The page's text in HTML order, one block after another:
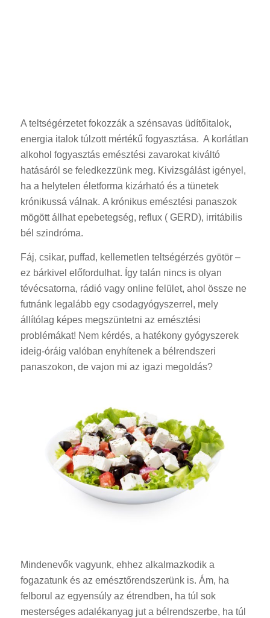
A teltségérzetet fokozzák a szénsavas üdítőitalok,
energia italok túlzott mértékű fogyasztása. A korlátlan
alkohol fogyasztás emésztési zavarokat kiváltó
hatásáról se feledkezzünk meg. Kivizsgálást igényel,
ha a helytelen életforma kizárható és a tünetek
krónikussá válnak. A krónikus emésztési panaszok
mögött állhat epebetegség, reflux ( GERD), irritábilis
bél szindróma.
Fáj, csikar, puffad, kellemetlen teltségérzés gyötör –
ez bárkivel előfordulhat. Így talán nincs is olyan
tévécsatorna, rádió vagy online felület, ahol össze ne
futnánk legalább egy csodagyógyszerrel, mely
állítólag képes megszüntetni az emésztési
problémákat! Nem kérdés, a hatékony gyógyszerek
ideig-óráig valóban enyhítenek a bélrendszeri
panaszokon, de vajon mi az igazi megoldás?
Mindenevők vagyunk, ehhez alkalmazkodik a
fogazatunk és az emésztőrendszerünk is. Ám, ha
felborul az egyensúly az étrendben, ha túl sok
mesterséges adalékanyag jut a bélrendszerbe, ha túl